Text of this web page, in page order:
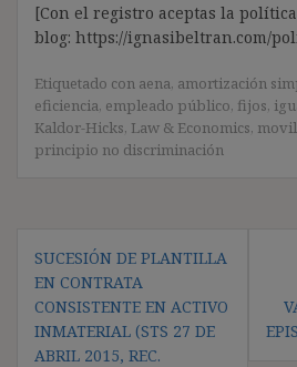
[Con el registro aceptas la
blog: https://ignasibeltran.com/
Etiquetado con aena, amortización
eficiencia, empleado público, fijos,
Kaldor-Hicks, Law & Economics,
principio no discriminación
Navegación
de
entradas
SUCESIÓN DE PLANTILLA
EN CONTRATA
CONSISTENTE EN ACTIVO
INMATERIAL (STS 27 DE
ABRIL 2015, REC.